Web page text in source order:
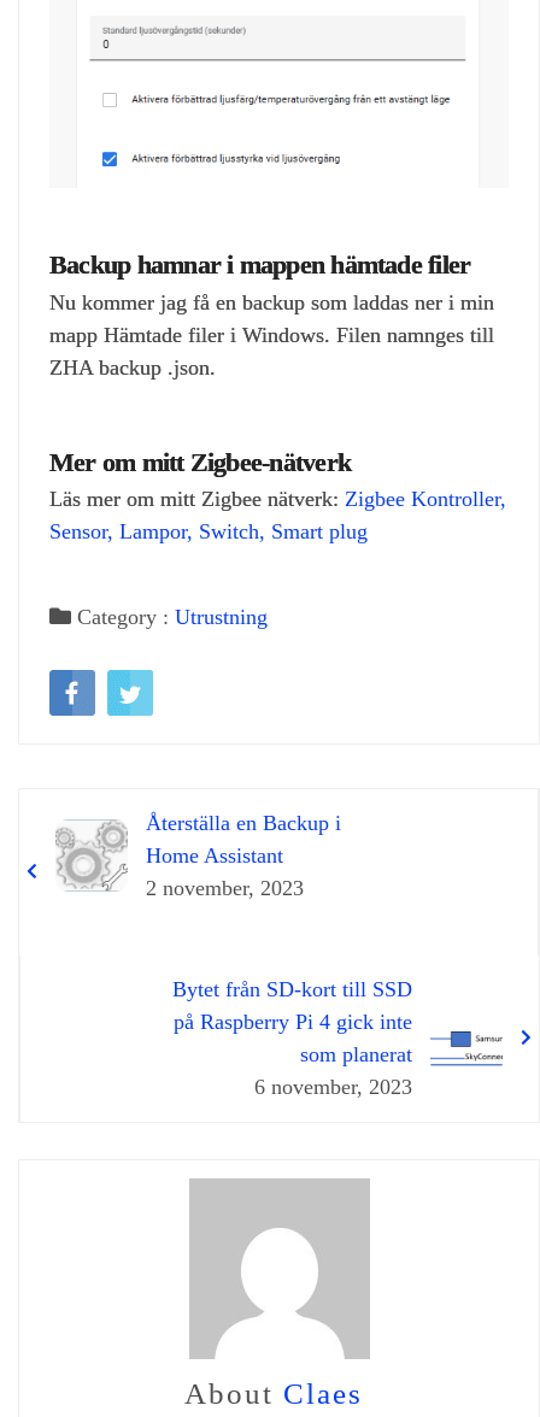
Backup hamnar i mappen hämtade filer
Nu kommer jag få en backup som laddas ner i min
mapp Hämtade filer i Windows. Filen namnges till
ZHA backup .json.
Mer om mitt Zigbee-nätverk
Läs mer om mitt Zigbee nätverk: Zigbee Kontroller,
Sensor, Lampor, Switch, Smart plug
Category : Utrustning
Återställa en Backup i
Home Assistant
2 november, 2023
Bytet från SD-kort till SSD
på Raspberry Pi 4 gick inte
som planerat
6 november, 2023
About Claes